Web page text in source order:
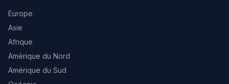
Europe
Asie
Afrique
Amérique du Nord
Amérique du Sud